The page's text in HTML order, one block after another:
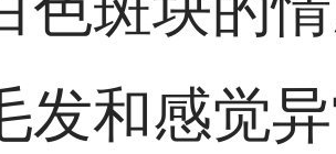
发和感觉